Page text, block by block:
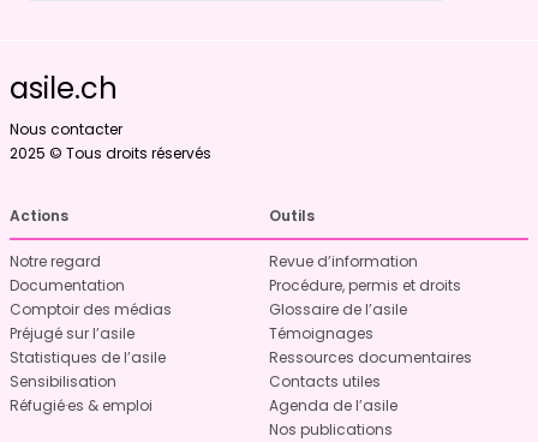
asile.ch
Nous contacter
2025 © Tous droits réservés
Actions
Notre regard
Documentation
Comptoir des médias
Préjugé sur l’asile
Statistiques de l’asile
Sensibilisation
Réfugié·es & emploi
Outils
Revue d’information
Procédure, permis et droits
Glossaire de l’asile
Témoignages
Ressources documentaires
Contacts utiles
Agenda de l’asile
Nos publications